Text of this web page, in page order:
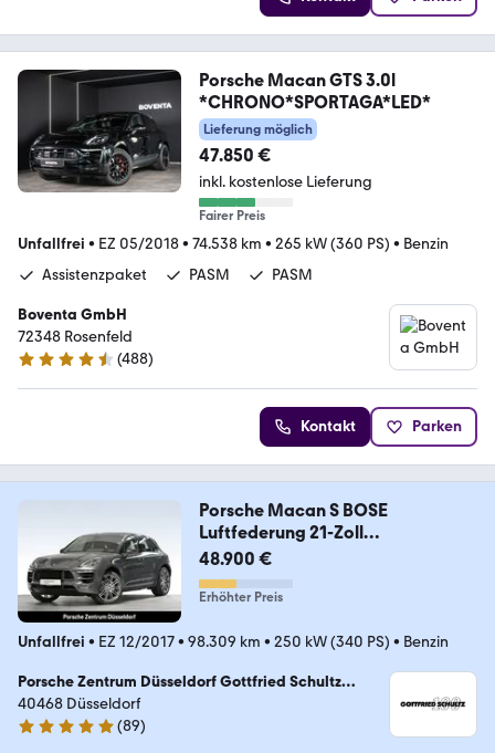
Porsche Macan GTS 3.0l
*CHRONO*SPORTAGA*LED*
Lieferung möglich
47.850 €
inkl. kostenlose Lieferung
Fairer Preis
Unfallfrei • EZ 05/2018• 74.538 km • 265 kW (360 PS) • Benzin
Assistenzpaket
PASM PASM
Boventa GmbH
72348 Rosenfeld
4.5 Sterne
(488)
Kontakt Parken
Porsche Macan S BOSE
Luftfederung 21-Zoll
Rückfahrkamera
48.900 €
Erhöhter Preis
Unfallfrei • EZ 12/2017• 98.309 km • 250 kW (340 PS) • Benzin
Porsche Zentrum Düsseldorf Gottfried Schultz
Sportwagen Düsseldorf GmbH & Co. KG
40468 Düsseldorf
4.9 Sterne
(89)